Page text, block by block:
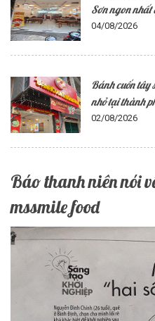
Sơn ngon nhất
04/08/2026
Bánh cuốn tây
nhỏ tại thành
02/08/2026
Báo thanh niên nói
mssmile food